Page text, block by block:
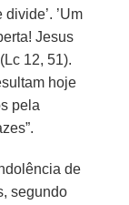
’Um
Jesus
12, 51).
hoje
pela
de
segundo